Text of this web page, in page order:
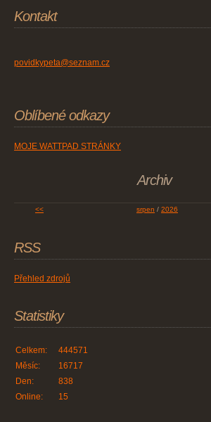
Kontakt
povidkypeta@seznam.cz
Oblíbené odkazy
MOJE WATTPAD STRÁNKY
Archiv
<< srpen / 2026
RSS
Přehled zdrojů
Statistiky
Online: 15
Celkem:
444571
Měsíc:
16717
Den:
838